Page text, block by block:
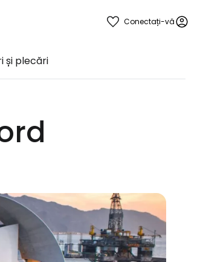
Conectați-vă
și plecări